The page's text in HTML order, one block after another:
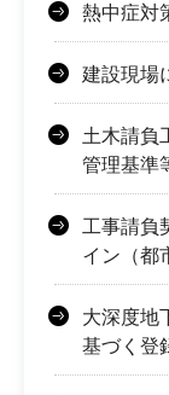
熱中症対
建設現場
土木請負
管理基準
工事請負
イン（都
大深度地
基づく登